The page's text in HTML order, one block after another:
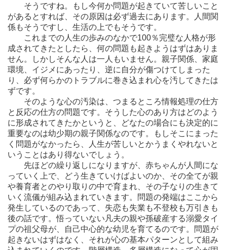
そうですね。もし今何か問題が起きていて苦しいこと
があるとすれば、その原因は必ず過去にあります。人間関
係もそうですし、生活の上でもそうです。
これまでの人生の歩みのなかで100％完璧な人格が形
成されてきたとしたら、何の問題も起きようはずはありま
せん。しかしそんな人は一人もいません。親子関係、家庭
環境、イジメにあったり、逆に自分が傷つけてしまった
り、必ず何らかのトラブルに巻き込まれ心を汚してきたは
ずです。
そのような心の汚染は、つまるところ情報処理の仕方
と反応の仕方の問題です。そうした心のあり方はどのよう
に形成されてきたかというと、どなたの場合にも決定的に
重要なのは幼少期の親子関係なのです。もしそこにまった
く問題がなかったら、人生が苦しいとかうまくやれないと
いうことはあり得ないでしょう。
先ほどの繰り返しになりますが、赤ちゃんが人間にな
っていく上で、どう生きていけばよいのか、その全てが親
や養育者とのやり取りの中で育まれ、その子なりの生きて
いく流儀が組み込まれていきます。問題の発端はここから
発生しているのであって、失恋も失業も不登校も万引きも
後の話です。悟っていない凡夫の親や孫破産する溺愛タイ
プの祖父母が、自己中心的な幼児を育てるのです。問題が
起きないはずはなく、それが心の基本パターンとして組み